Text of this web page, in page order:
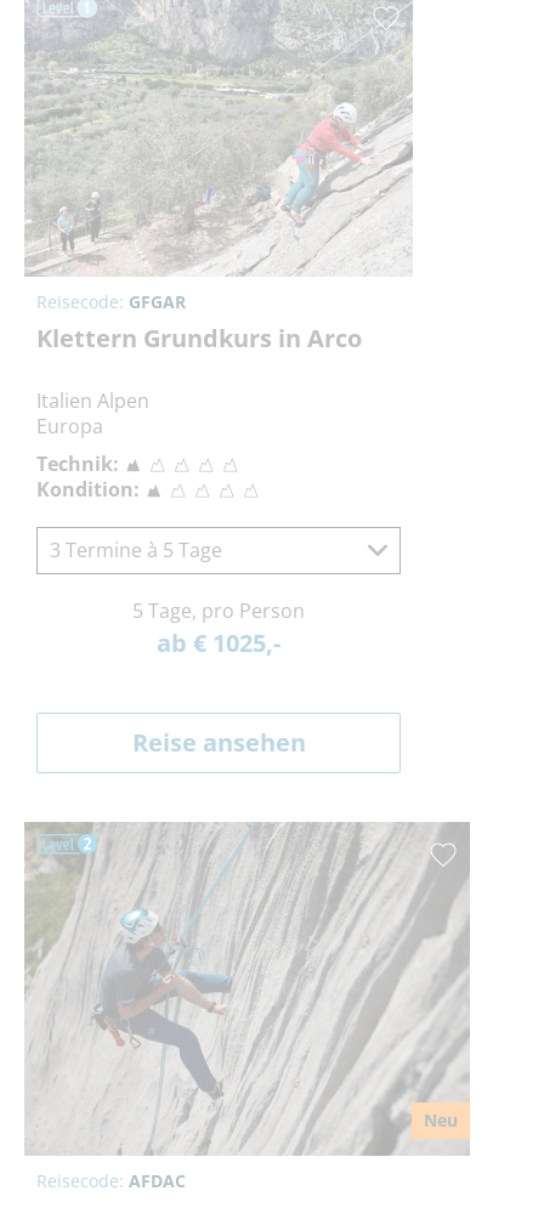
Reisecode: GFGAR
Klettern Grundkurs in Arco
Italien Alpen
Europa
Technik:
Kondition:
3 Termine à 5 Tage
5 Tage, pro Person
ab € 1025,-
Reise ansehen
Neu
Reisecode: AFDAC